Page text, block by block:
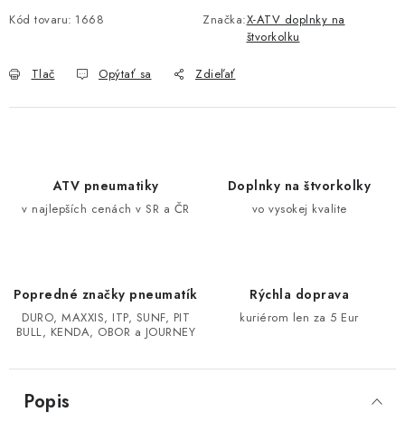
INÉ PRÍSLUŠENSTVO
SUZUKI KINGQUAD 700/750 LTA
CAN AM RENEGADE 570/650/800/1000
CF MOTO 800/850 GLADIATOR X8
CF MOTO CFORCE X850/X1000
Kód tovaru: 1668 Značka:X-ATV doplnky na
štvorkolku
Tlač Opýtať sa Zdieľať
ATV pneumatiky
v najlepších cenách v SR a ČR
Doplnky na štvorkolky
vo vysokej kvalite
Popredné značky pneumatík
DURO, MAXXIS, ITP, SUNF, PIT
BULL, KENDA, OBOR a JOURNEY
Rýchla doprava
kuriérom len za 5 Eur
Popis